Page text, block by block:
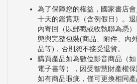
為了保障您的權益，國家書店
十天的鑑賞期（含例假日）。
內寄回（以郵戳或收執聯為憑
態與完整包裝(商品、附件、內
品等)，否則恕不接受退貨。
購買產品如為數位影音商品（如
電子書等），因受智慧財產權保
如有商品瑕疵，僅可更換相同產